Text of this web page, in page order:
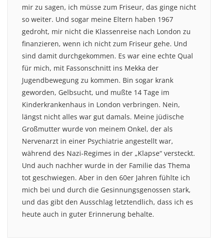
mir zu sagen, ich müsse zum Friseur, das ginge nicht
so weiter. Und sogar meine Eltern haben 1967
gedroht, mir nicht die Klassenreise nach London zu
finanzieren, wenn ich nicht zum Friseur gehe. Und
sind damit durchgekommen. Es war eine echte Qual
für mich, mit Fassonschnitt ins Mekka der
Jugendbewegung zu kommen. Bin sogar krank
geworden, Gelbsucht, und mußte 14 Tage im
Kinderkrankenhaus in London verbringen. Nein,
längst nicht alles war gut damals. Meine jüdische
Großmutter wurde von meinem Onkel, der als
Nervenarzt in einer Psychiatrie angestellt war,
während des Nazi-Regimes in der „Klapse“ versteckt.
Und auch nachher wurde in der Familie das Thema
tot geschwiegen. Aber in den 60er Jahren fühlte ich
mich bei und durch die Gesinnungsgenossen stark,
und das gibt den Ausschlag letztendlich, dass ich es
heute auch in guter Erinnerung behalte.